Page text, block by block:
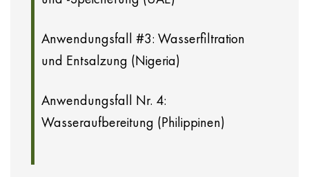
Anwendungsfall #3: Wasserfiltration
und Entsalzung (Nigeria)
Anwendungsfall Nr. 4:
Wasseraufbereitung (Philippinen)